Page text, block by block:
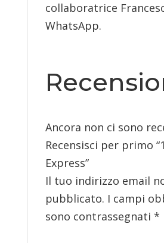
collaboratrice
WhatsApp.
Ancora non ci sono
Recensisci per primo
Express”
Il tuo indirizzo email
pubblicato. I campi
sono contrassegnati *